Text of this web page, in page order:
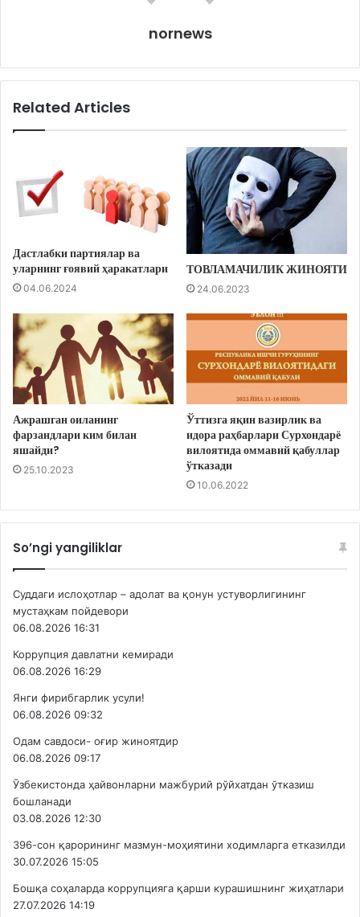
nornews
Related Articles
Дастлабки партиялар ва
уларнинг ғоявий ҳаракатлари
04.06.2024
ТОВЛАМАЧИЛИК ЖИНОЯТИ
24.06.2023
Ажрашган оиланинг
фарзандлари ким билан
яшайди?
25.10.2023
Ўттизга яқин вазирлик ва
идора раҳбарлари Сурхондарё
вилоятида оммавий қабуллар
ўтказади
10.06.2022
So’ngi yangiliklar
Суддаги ислоҳотлар – адолат ва қонун устуворлигининг
мустаҳкам пойдевори
06.08.2026 16:31
Коррупция давлатни кемиради
06.08.2026 16:29
Янги фирибгарлик усули!
06.08.2026 09:32
Одам савдоси- оғир жиноятдир
06.08.2026 09:17
Ўзбекистонда ҳайвонларни мажбурий рўйхатдан ўтказиш
бошланади
03.08.2026 12:30
396-сон қарорининг мазмун-моҳиятини ходимларга етказилди
30.07.2026 15:05
Бошқа соҳаларда коррупцияга қарши курашишнинг жиҳатлари
27.07.2026 14:19